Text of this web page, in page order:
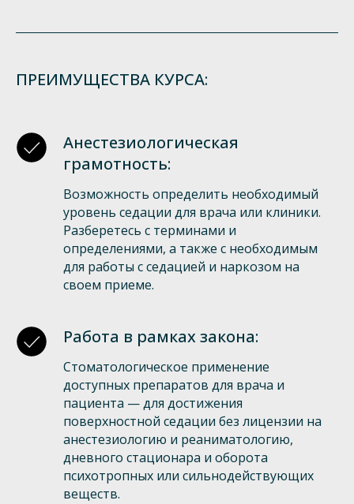
ПРЕИМУЩЕСТВА КУРСА:
Анестезиологическая
грамотность:
Возможность определить необходимый
уровень седации для врача или клиники.
Разберетесь с терминами и
определениями, а также с необходимым
для работы с седацией и наркозом на
своем приеме.
Работа в рамках закона:
Стоматологическое применение
доступных препаратов для врача и
пациента — для достижения
поверхностной седации без лицензии на
анестезиологию и реаниматологию,
дневного стационара и оборота
психотропных или сильнодействующих
веществ.